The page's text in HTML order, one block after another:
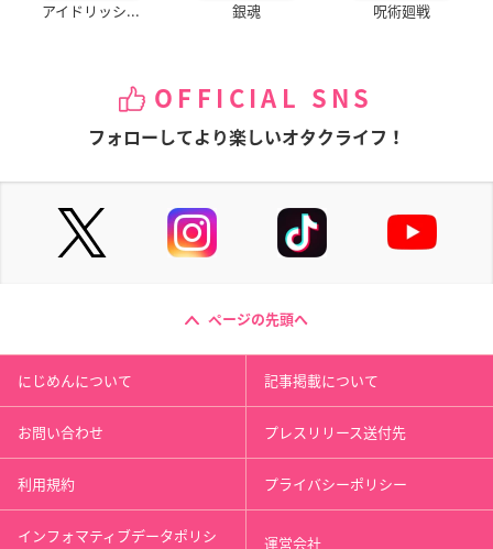
アイドリッシ... 銀魂 呪術廻戦
OFFICIAL SNS
フォローしてより楽しいオタクライフ！
ページの先頭へ
にじめんについて 記事掲載について
お問い合わせ プレスリリース送付先
利用規約 プライバシーポリシー
インフォマティブデータポリシ 運営会社